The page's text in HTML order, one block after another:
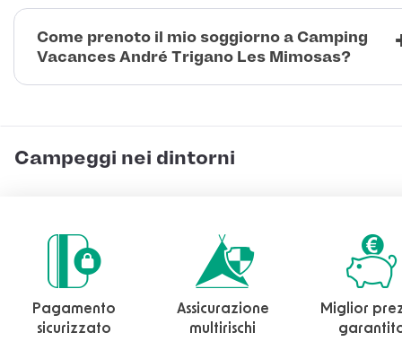
Come prenoto il mio soggiorno a Camping
Vacances André Trigano Les Mimosas?
Campeggi nei dintorni
Pagamento
sicurizzato
Assicurazione
multirischi
Miglior